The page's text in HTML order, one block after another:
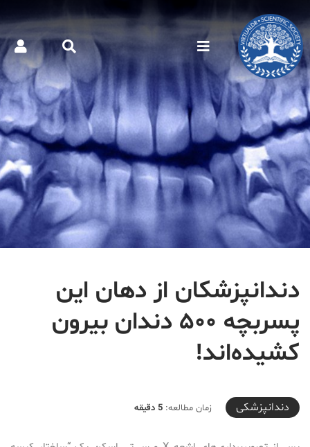
دندانپزشکان از دهان این
پسربچه ۵۰۰ دندان بیرون
کشیده‌اند!
2019-08-08T15:43:30+04:30
دندانپزشکی زمان مطالعه: 5 دقیقه